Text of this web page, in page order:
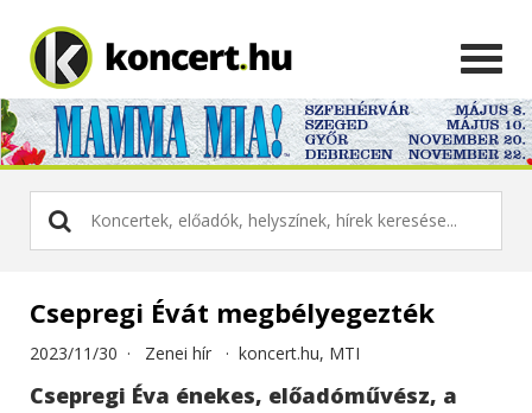
Csepregi Évát megbélyegezték
2023/11/30 · Zenei hír · koncert.hu, MTI
Csepregi Éva énekes, előadóművész, a